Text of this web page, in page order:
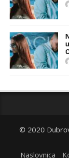
© 2020
Naslovnica